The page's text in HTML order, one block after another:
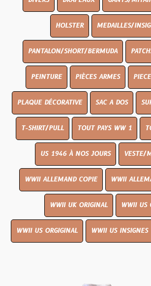
HOLSTER MEDAILLES/
PANTALON/SHORT/BERMUDA
PEINTURE PIÈCES ARMES
PLAQUE DÉCORATIVE SAC A DOS
T-SHIRT/PULL TOUT PAYS WW 1
US 1946 À NOS JOURS VESTE/
WWII ALLEMAND COPIE WWII
WWII UK ORIGINAL WWII US
WWII US ORGIGINAL WWII US INSIGNES